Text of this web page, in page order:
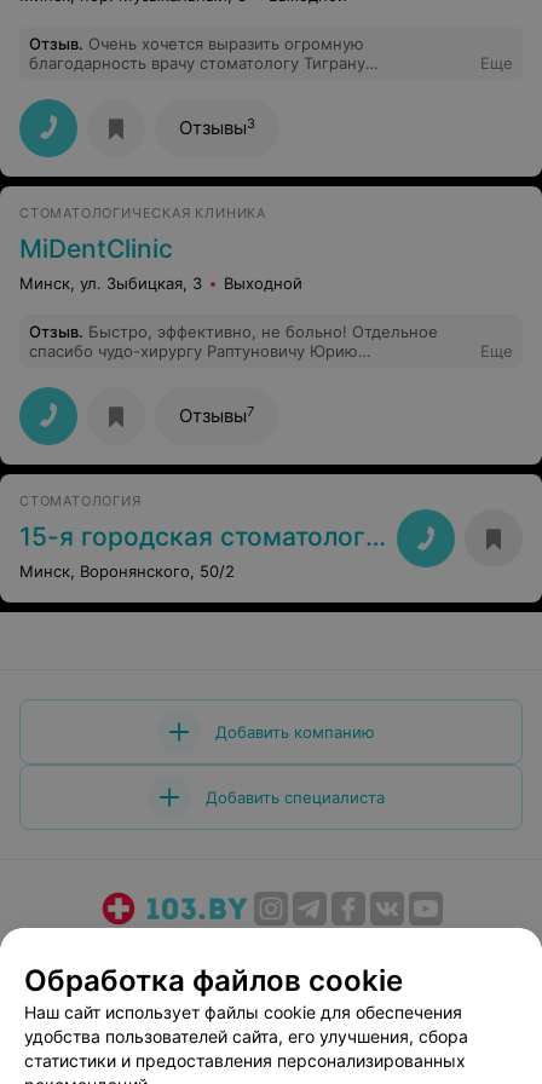
Отзыв. Очень хочется выразить огромную
благодарность врачу стоматологу Тиграну
доброту, заботу, за профессионализм.Очень рада, что
однажды обратилась к нему - врач от Бога. Советую
данного доктора и клинику. Смело обращайтесь!
Еще
Отзывы3
СТОМАТОЛОГИЧЕСКАЯ КЛИНИКА
MiDentClinic
Минск, ул. Зыбицкая, 3 Выходной
Отзыв. Быстро, эффективно, не больно! Отдельное
спасибо чудо-хирургу Раптуновичу Юрию
фамилия ассоциируется с белорусским словом
"раптоуна" - действительно, удаление зуба прошло
"неожиданно" быстро. Я приятно удивлена! СПАСИБО!
17.07.2014 г.
Еще
Отзывы7
СТОМАТОЛОГИЯ
15-я городская стоматологическая поликлиника
Минск, Воронянского, 50/2
Добавить компанию
Добавить специалиста
Медицинский маркетинг
Публичный договор
Пользовательское соглашение
Способы оплаты
Вакансии
Партнеры
Обработка файлов cookie
Наш сайт использует файлы cookie для обеспечения
удобства пользователей сайта, его улучшения, сбора
статистики и предоставления персонализированных